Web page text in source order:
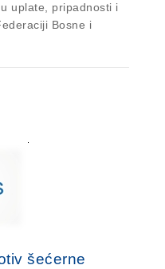
uplate, pripadnosti i
Bosne i
šećerne